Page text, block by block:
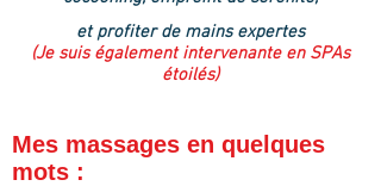
et profiter de mains expertes
(Je suis également intervenante en SPAs
étoilés)
Mes massages en quelques
mots :